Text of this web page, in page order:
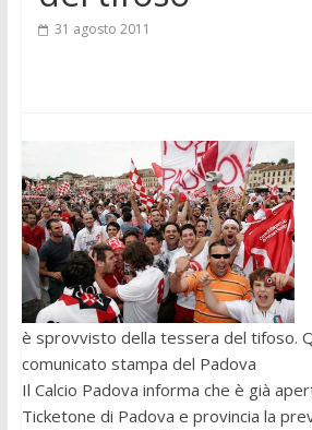
31 agosto 2011
è sprovvisto della tessera del tifoso.
comunicato stampa del Padova
Il Calcio Padova informa che è già
Ticketone di Padova e provincia la